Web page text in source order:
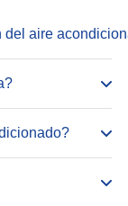
del aire
templado,
limpieza